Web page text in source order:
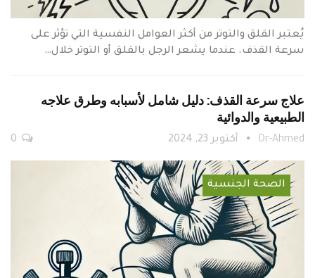
يُعتبر القلق والتوتر من أكثر العوامل النفسية التي تؤثر على
سرعة القذف. عندما يشعر الرجل بالقلق أو التوتر خلال…
علاج سرعة القذف: دليل شامل لأسبابه وطرق علاجه
الطبيعية والدوائية
Dr-Ahmed أكتوبر 23, 2024
الصحة الجنسية